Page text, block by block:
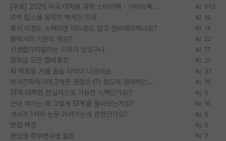
[무료] 2026 미국 대학원 유학 스타터팩 - 가이드북 & 합격자 컨택메일 템플릿 652
미박 탑스쿨 유학이 빡세진 이유 19
혹시 이정도 스펙이면 어느정도 잡고 준비해야하나요? 14
물박사의 기준이 뭐임? 22
신생랩가지말라는 이유가 있었구나 17
장학금 모은 랩비통장 21
AI 학회들 거품 슬슬 지적이 나오네요 32
박사진학하기에 2억은 괜찮은 (?) 정도의 경제력인가요 16
SPK 대학원 현실적으로 가능한 스펙인가요? 5
근데 여기는 왜 그렇게 SPK를 물어보는거임? 16
석사가 1저자 논문 가져가는게 흔한건가요? 5
면접 복장 5
편입생 학부연구생 질문 7